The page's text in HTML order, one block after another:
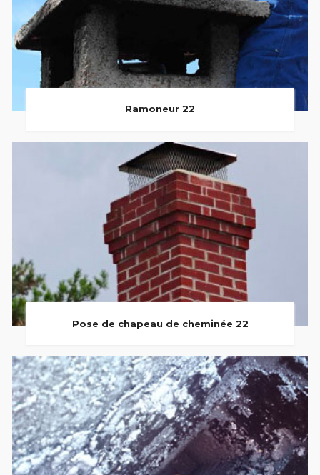
Ramoneur 22
Pose de chapeau de cheminée 22